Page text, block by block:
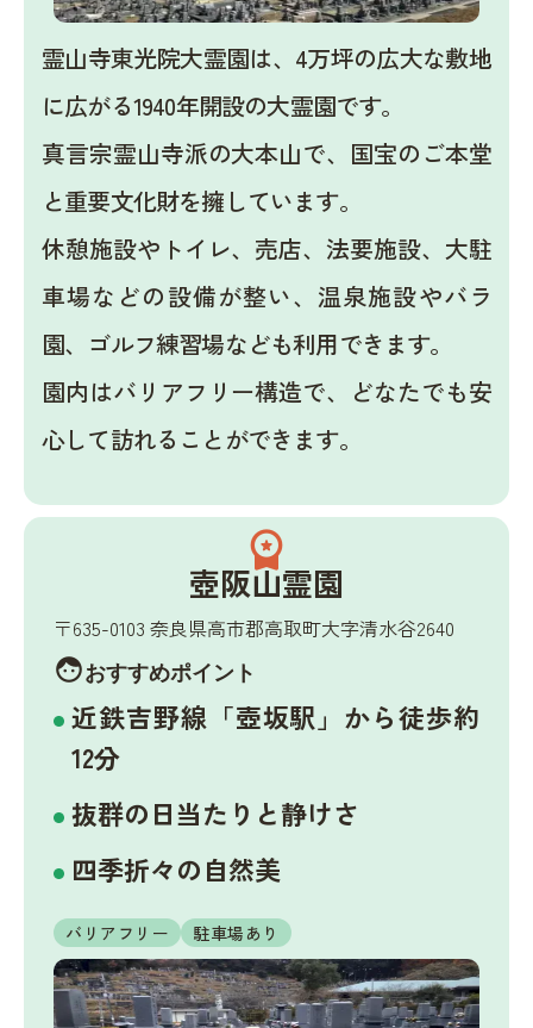
霊山寺東光院大霊園は、4万坪の広大な敷地
に広がる1940年開設の大霊園です。
真言宗霊山寺派の大本山で、国宝のご本堂
と重要文化財を擁しています。
休憩施設やトイレ、売店、法要施設、大駐
車場などの設備が整い、温泉施設やバラ
園、ゴルフ練習場なども利用できます。
園内はバリアフリー構造で、どなたでも安
心して訪れることができます。
workspace_premium
壺阪山霊園
〒635-0103 奈良県高市郡高取町大字清水谷2640
face おすすめポイント
近鉄吉野線「壺坂駅」から徒歩約
12分
抜群の日当たりと静けさ
四季折々の自然美
バリアフリー 駐車場あり